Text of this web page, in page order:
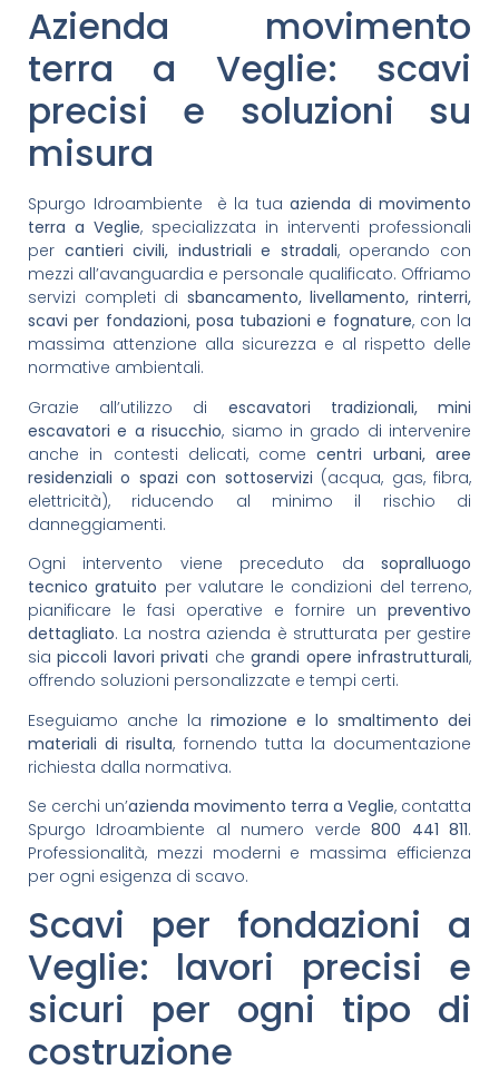
Azienda movimento
terra a Veglie: scavi
precisi e soluzioni su
misura
Spurgo Idroambiente è la tua azienda di movimento
terra a Veglie, specializzata in interventi professionali
per cantieri civili, industriali e stradali, operando con
mezzi all’avanguardia e personale qualificato. Offriamo
servizi completi di sbancamento, livellamento, rinterri,
scavi per fondazioni, posa tubazioni e fognature, con la
massima attenzione alla sicurezza e al rispetto delle
normative ambientali.
Grazie all’utilizzo di escavatori tradizionali, mini
escavatori e a risucchio, siamo in grado di intervenire
anche in contesti delicati, comecentri urbani, aree
residenziali o spazi con sottoservizi (acqua, gas, fibra,
elettricità), riducendo al minimo il rischio di
danneggiamenti.
Ogni intervento viene preceduto da sopralluogo
tecnico gratuito per valutare le condizioni del terreno,
pianificare le fasi operative e fornire un preventivo
dettagliato. La nostra azienda è strutturata per gestire
siapiccoli lavori privati chegrandi opere infrastrutturali,
offrendo soluzioni personalizzate e tempi certi.
Eseguiamo anche la rimozione e lo smaltimento dei
materiali di risulta, fornendo tutta la documentazione
richiesta dalla normativa.
Se cerchi un’azienda movimento terra a Veglie, contatta
Spurgo Idroambiente al numero verde800 441 811.
Professionalità, mezzi moderni e massima efficienza
per ogni esigenza di scavo.
Scavi per fondazioni a
Veglie: lavori precisi e
sicuri per ogni tipo di
costruzione